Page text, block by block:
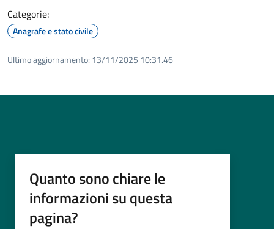
Categorie:
Anagrafe e stato civile
Ultimo aggiornamento: 13/11/2025 10:31.46
Quanto sono chiare le
informazioni su questa
pagina?